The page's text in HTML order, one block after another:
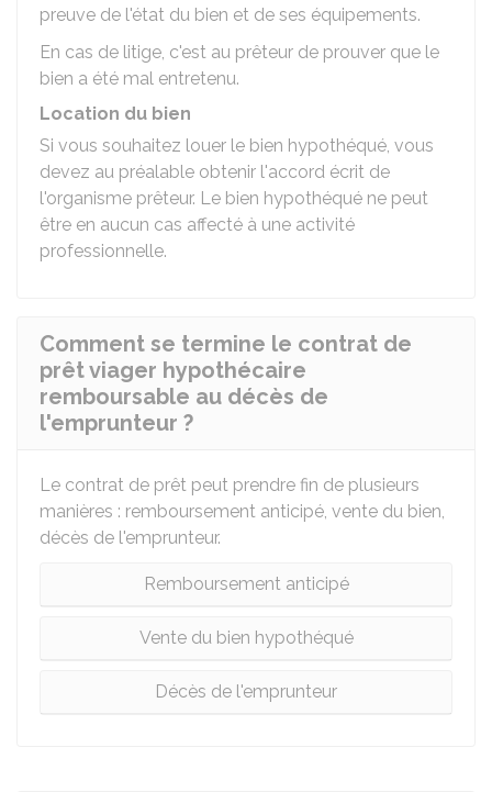
preuve de l'état du bien et de ses équipements.
En cas de litige, c'est au prêteur de prouver que le
bien a été mal entretenu.
Location du bien
Si vous souhaitez louer le bien hypothéqué, vous
devez au préalable obtenir l'accord écrit de
l'organisme prêteur. Le bien hypothéqué ne peut
être en aucun cas affecté à une activité
professionnelle.
Comment se termine le contrat de
prêt viager hypothécaire
remboursable au décès de
l'emprunteur ?
Le contrat de prêt peut prendre fin de plusieurs
manières : remboursement anticipé, vente du bien,
décès de l'emprunteur.
Remboursement anticipé
Vente du bien hypothéqué
Décès de l'emprunteur